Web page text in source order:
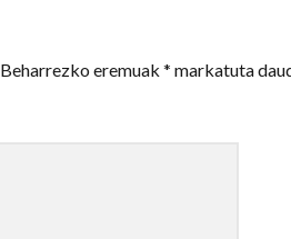
Beharrezko eremuak* markatuta